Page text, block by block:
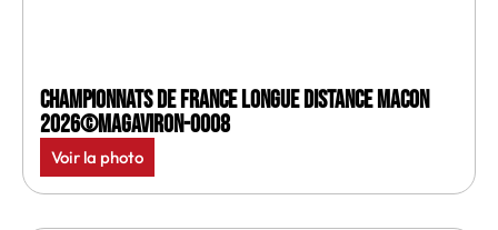
Championnats de France longue distance Macon
2026©MagAviron-0008
Voir la photo